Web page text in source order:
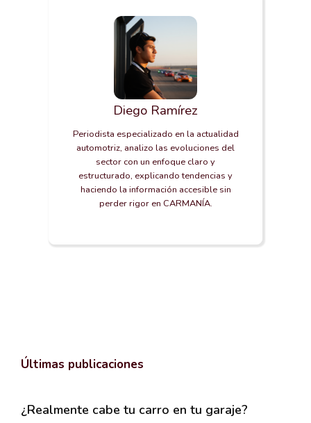
Diego Ramírez
Periodista especializado en la actualidad
automotriz, analizo las evoluciones del
sector con un enfoque claro y
estructurado, explicando tendencias y
haciendo la información accesible sin
perder rigor en CARMANÍA.
Últimas publicaciones
¿Realmente cabe tu carro en tu garaje?